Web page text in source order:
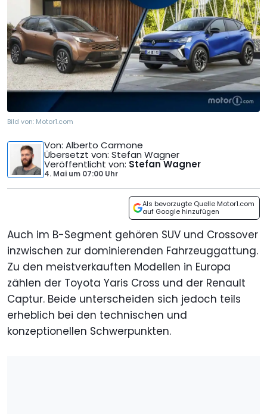
Bild von: Motor1.com
Von: Alberto Carmone
Übersetzt von: Stefan Wagner
Veröffentlicht von: Stefan Wagner
4. Mai um 07:00 Uhr
Als bevorzugte Quelle Motor1.com
auf Google hinzufügen
Auch im B-Segment gehören SUV und Crossover
inzwischen zur dominierenden Fahrzeuggattung.
Zu den meistverkauften Modellen in Europa
zählen der Toyota Yaris Cross und der Renault
Captur. Beide unterscheiden sich jedoch teils
erheblich bei den technischen und
konzeptionellen Schwerpunkten.